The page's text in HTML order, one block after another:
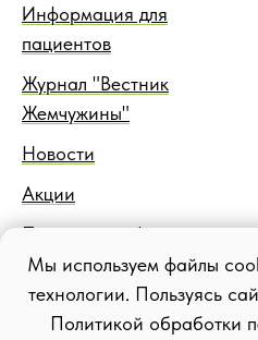
Информация для
пациентов
Журнал "Вестник
Жемчужины"
Новости
Акции
Правовая информация
Блог
Мы используем файлы
технологии. Пользуясь
Политикой обработки